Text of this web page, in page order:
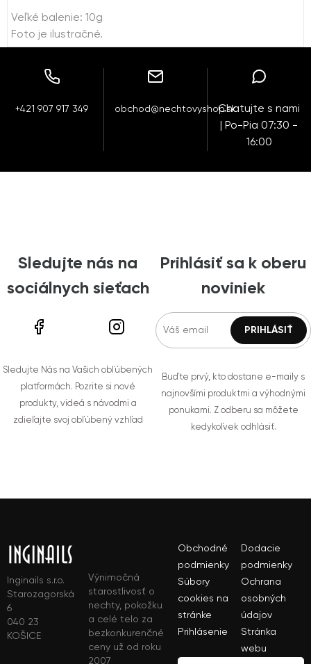
Veľké balenie: 10g
Foto je ilustračné.
+421 907 917 349 obchod@nechtovyshop.skChatujte s nami
| Po-Pia 07:30 -
16:00
Sledujte nás na
sociálnych sieťach
Sledujte Nás na Vašich obľúbených
platformách. Pozrite si nové
produkty, videá s návodmi a
zdieľajte svoj obľúbený vzhľad
Prihlásiť sa k oberu
noviniek
Buďte prvý, kto dostane e-maily s
najnovšími produktmi a výhodnými
ponukami. Z odberu sa môžete
kedykoľvek odhlásiť.
Inginails s.r.o.
Starozagorská
6
040 23
KOŠICE
Výnimočná
starostlivosť o
nechty, pokožku
a celé telo za
bezkonkurenčné
ceny už od roku
2007
Obchodné
podmienky
Dodacie
podmienky
Súbory
cookies na
stránke
Ochrana
osobných
údajov
Prihlásenie
Stránka
webu